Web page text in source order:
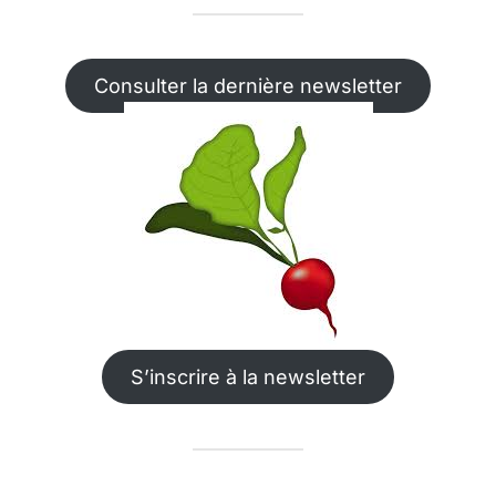
Consulter la dernière newsletter
S’inscrire à la newsletter